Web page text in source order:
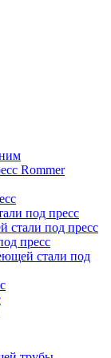
Rommer
под пресс
стали под пресс
пресс
стали под